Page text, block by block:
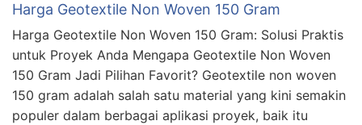
Harga Geotextile Non Woven 150 Gram
Harga Geotextile Non Woven 150 Gram: Solusi Praktis
untuk Proyek Anda Mengapa Geotextile Non Woven
150 Gram Jadi Pilihan Favorit? Geotextile non woven
150 gram adalah salah satu material yang kini semakin
populer dalam berbagai aplikasi proyek, baik itu